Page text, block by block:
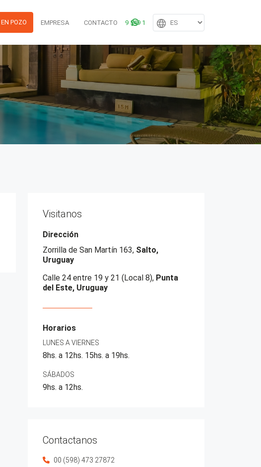
POZO EMPRESA CONTACTO 099 549 171
Visitanos
Dirección
Zorrilla de San Martín 163, Salto,
Uruguay
Calle 24 entre 19 y 21 (Local 8), Punta
del Este, Uruguay
Horarios
LUNES A VIERNES
8hs. a 12hs. 15hs. a 19hs.
SÁBADOS
9hs. a 12hs.
Contactanos
00 (598) 473 27872